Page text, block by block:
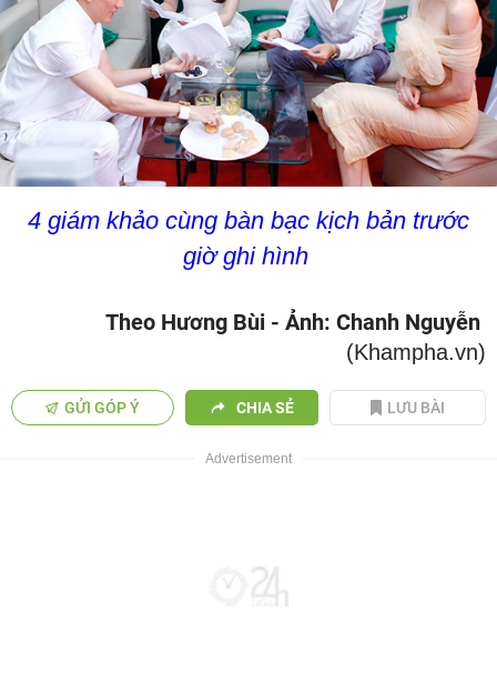
4 giám khảo cùng bàn bạc kịch bản trước
giờ ghi hình
Theo Hương Bùi - Ảnh: Chanh Nguyễn
(Khampha.vn)
GỬI GÓP Ý CHIA SẺ LƯU BÀI